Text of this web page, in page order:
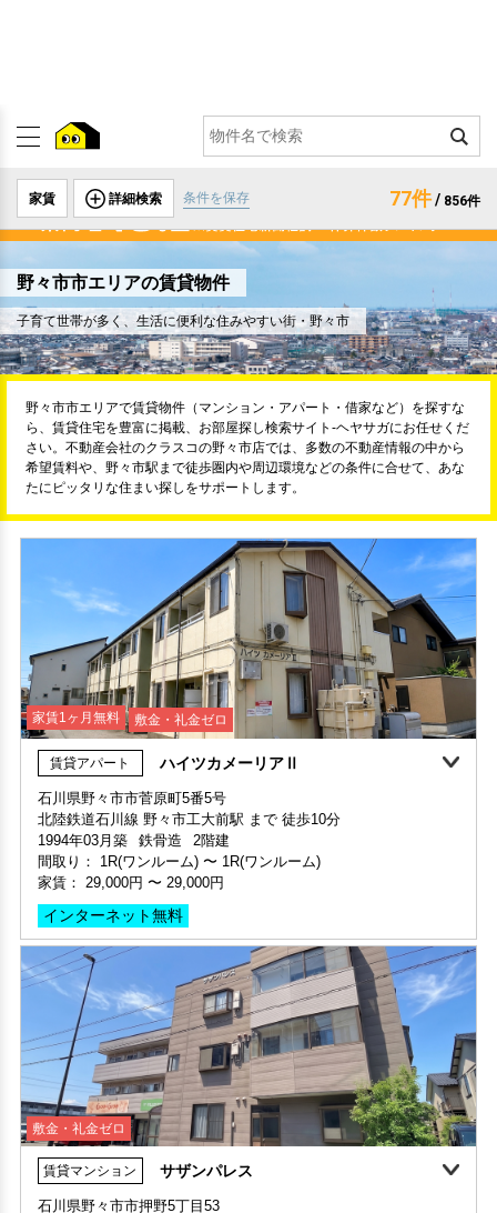
野々市市エリアの賃貸物件
子育て世帯が多く、生活に便利な住みやすい街・野々市
野々市市エリアで賃貸物件（マンション・アパート・借家など）を探すな
ら、賃貸住宅を豊富に掲載、お部屋探し検索サイト-ヘヤサガにお任せくだ
希望賃料や、野々市駅まで徒歩圏内や周辺環境などの条件に合せて、あな
たにピッタリな住まい探しをサポートします。
家賃1ヶ月無料 敷金・礼金ゼロ
賃貸アパート ハイツカメーリアⅡ
石川県野々市市菅原町5番5号
北陸鉄道石川線 野々市工大前駅 まで 徒歩10分
間取り： 1R(ワンルーム) 〜 1R(ワンルーム)
家賃：29,000円 〜 29,000円
インターネット無料
家賃1ヶ月無料 敷金・礼金ゼロ 360°案内
部屋号数 108号室
家賃 29,000円・共益費 3,800円
敷金・礼金ゼロ
賃貸マンション サザンパレス
石川県野々市市押野5丁目53
北陸鉄道石川線 押野駅 まで 徒歩7分